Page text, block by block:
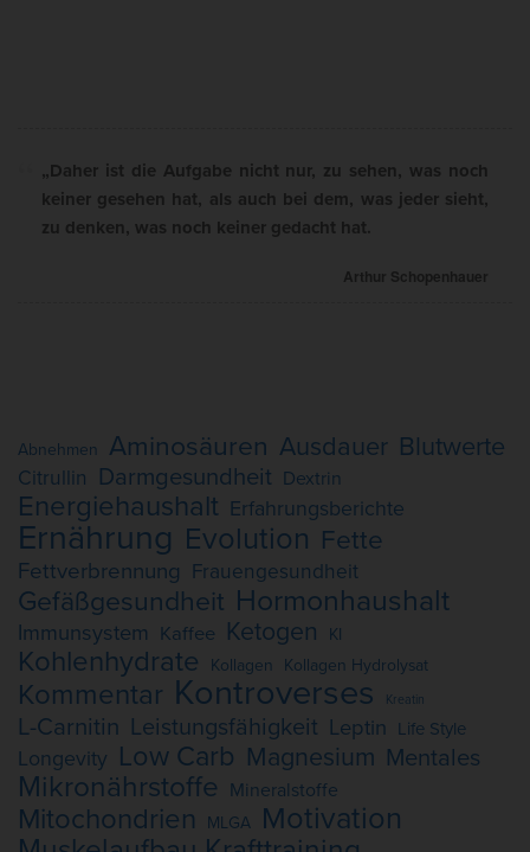
„Daher ist die Aufgabe nicht nur, zu sehen, was noch
keiner gesehen hat, als auch bei dem, was jeder sieht,
zu denken, was noch keiner gedacht hat.
Arthur Schopenhauer
Abnehmen Aminosäuren Ausdauer Blutwerte
Citrullin Darmgesundheit Dextrin
Energiehaushalt Erfahrungsberichte
Ernährung Evolution Fette
Fettverbrennung Frauengesundheit
Gefäßgesundheit Hormonhaushalt
Immunsystem Kaffee Ketogen KI
Kohlenhydrate Kollagen Kollagen Hydrolysat
Kommentar Kontroverses Kreatin
L-Carnitin Leistungsfähigkeit Leptin Life Style
Longevity Low Carb Magnesium Mentales
Mikronährstoffe Mineralstoffe
Mitochondrien MLGA Motivation